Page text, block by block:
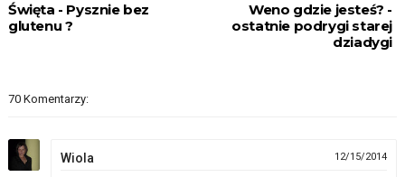
Weno gdzie jesteś? -
ostatnie podrygi starej
dziadygi
Święta - Pysznie bez
glutenu ?
70 Komentarzy:
Wiola 12/15/2014